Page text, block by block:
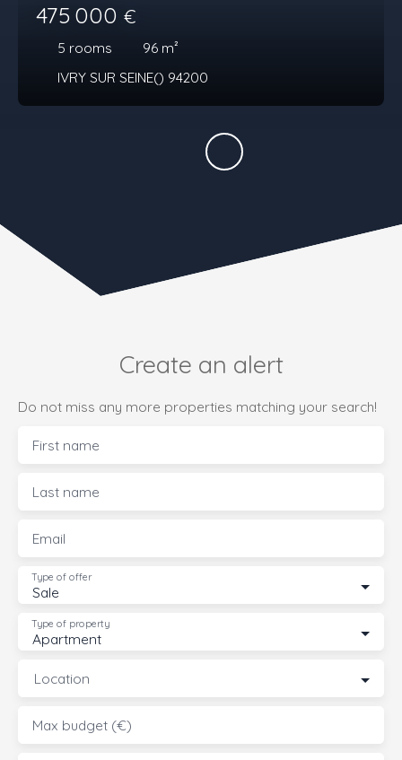
475 000 €
5 rooms 96 m²
IVRY SUR SEINE() 94200
Create an alert
Do not miss any more properties matching your search!
First name
Last name
Email
Sale
Type of offer
Apartment
Type of property
Location
Max budget (€)